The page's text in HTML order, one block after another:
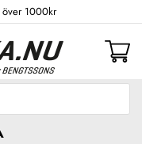
över 1000kr